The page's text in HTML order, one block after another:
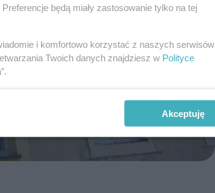
będą miały zastosowanie tylko na tej
i komfortowo korzystać z naszych serwisów
Twoich danych znajdziesz w Polityce
Akceptuję